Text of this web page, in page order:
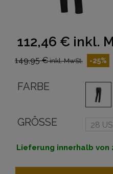
112,46 € inkl.
149,95 €inkl. MwSt. -25%
FARBE
GRÖSSE
Lieferung innerhalb von